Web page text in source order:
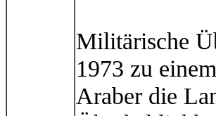
Militärische
1973 zu
Araber die